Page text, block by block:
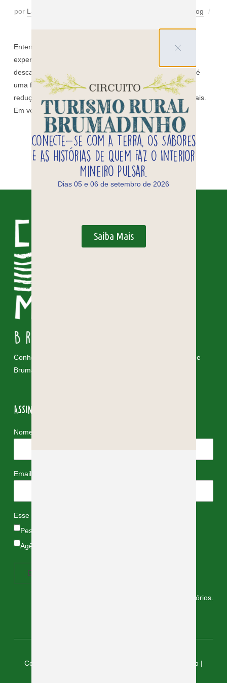
por Lábia Comunicação
Blog
Entenda como o contato com a natureza, o silêncio e as
experiências em meio às montanhas podem favorecer o
descanso mental e o bem-estar. Viajar para desacelerar é
uma forma de turismo voltada para descanso mental,
redução do estresse e reconexão com ritmos mais naturais.
Em vez de roteiros acelerados […]
LEIA MAIS
Conheça e vivencie as cores, os sabores e as riquezas de
Brumadinho!
ASSINE NOSSA NEWSLETTER
Nome
Email
Esse e-mail é:
Pessoal
Agência de Turismo
são obrigatórios.
Copyright © 2026 — Céu de Montanhas - Brumadinho |
Conecte-Se Com A Terra, Os Sabores
E As Histórias De Quem Faz O Interior
Mineiro Pulsar.
Dias 05 e 06 de setembro de 2026
Saiba Mais